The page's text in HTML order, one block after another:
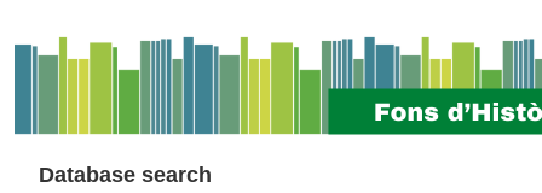
Database search